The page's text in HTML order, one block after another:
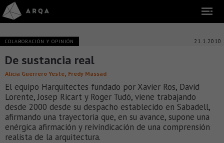
COLABORACIÓN Y OPINIÓN 21.1.2010
De sustancia real
Alicia Guerrero Yeste, Fredy Massad
El equipo Harquitectes fundado por Xavier Ros, David
Lorente, Josep Ricart y Roger Tudó, viene trabajando
desde 2000 desde su despacho establecido en Sabadell,
afirmando una trayectoria que, en su avance, supone una
enérgica afirmación y reivindicación de una comprensión
realista de la arquitectura.